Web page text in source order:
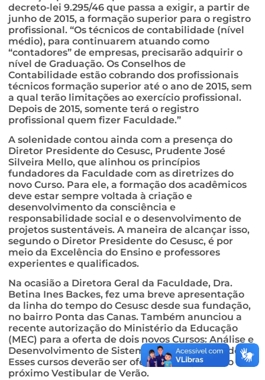
decreto-lei 9.295/46 que passa a exigir, a partir de
junho de 2015, a formação superior para o registro
profissional. “Os técnicos de contabilidade (nível
médio), para continuarem atuando como
“contadores” de empresas, precisarão adquirir o
nível de Graduação. Os Conselhos de
Contabilidade estão cobrando dos profissionais
técnicos formação superior até o ano de 2015, sem
a qual terão limitações ao exercício profissional.
Depois de 2015, somente terá o registro
profissional quem fizer Faculdade.”
A solenidade contou ainda com a presença do
Diretor Presidente do Cesusc, Prudente José
Silveira Mello, que alinhou os princípios
fundadores da Faculdade com as diretrizes do
novo Curso. Para ele, a formação dos acadêmicos
deve estar sempre voltada à criação e
desenvolvimento da consciência e
responsabilidade social e o desenvolvimento de
projetos sustentáveis. A maneira de alcançar isso,
segundo o Diretor Presidente do Cesusc, é por
meio da Excelência do Ensino e professores
experientes e qualificados.
Na ocasião a Diretora Geral da Faculdade, Dra.
Betina Ines Backes, fez uma breve apresentação
da linha do tempo do Cesusc desde sua fundação,
no bairro Ponta das Canas. Também anunciou a
recente autorização do Ministério da Educação
(MEC) para a oferta de dois novos Cursos: Análise e
Desenvolvimento de Sistemas e Banco de Dados.
Esses cursos deverão ser oferecidos a partir do
próximo Vestibular de Verão.